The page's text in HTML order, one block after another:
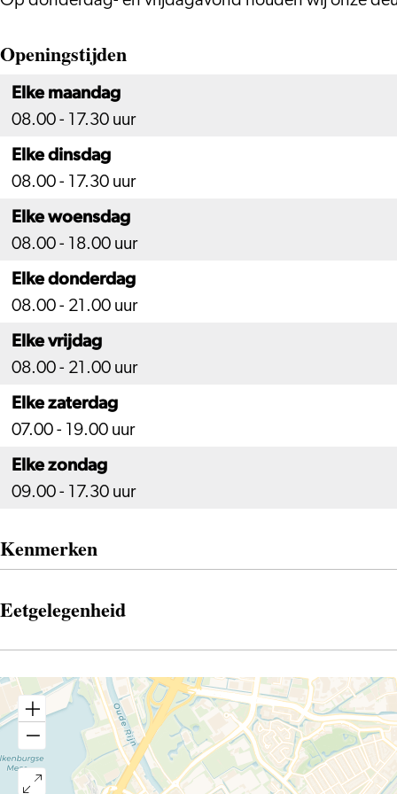
Openingstijden
Elke maandag
08.00 - 17.30 uur
Elke dinsdag
08.00 - 17.30 uur
Elke woensdag
08.00 - 18.00 uur
Elke donderdag
08.00 - 21.00 uur
Elke vrijdag
08.00 - 21.00 uur
Elke zaterdag
07.00 - 19.00 uur
Elke zondag
09.00 - 17.30 uur
Kenmerken
Eetgelegenheid